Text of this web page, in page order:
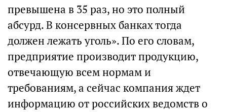
превышена в 35 раз, но это полный
абсурд. В консервных банках тогда
должен лежать уголь». По его словам,
предприятие производит продукцию,
отвечающую всем нормам и
требованиям, а сейчас компания ждет
информацию от российских ведомств о